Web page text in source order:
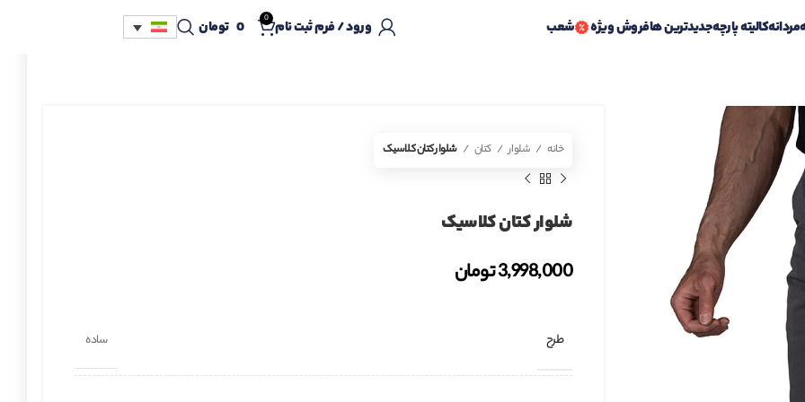
مردانهکالیته پارچهجدیدترین هافروش ویژه شعب ورود / فرم ثبت نام 0
0 تومان
خانه شلوار کتان شلوار کتان کلاسیک
شلوار کتان کلاسیک
3,998,000تومان
طرح ساده